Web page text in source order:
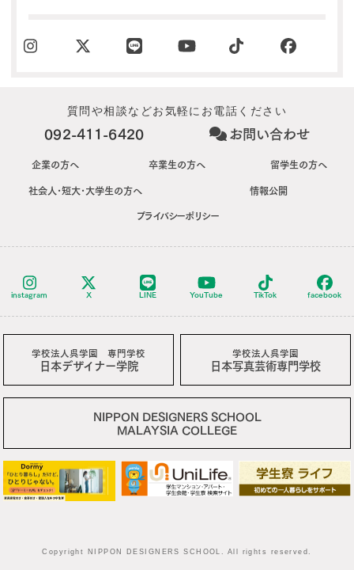
質問や相談などお気軽にお電話ください
092-411-6420 お問い合わせ
企業の方へ 卒業生の方へ 留学生の方へ
社会人･短大･大学生の方へ 情報公開
プライバシーポリシー
instagram X LINE YouTube TikTok facebook
学校法人呉学園 専門学校
日本デザイナー学院
学校法人呉学園
日本写真芸術専門学校
NIPPON DESIGNERS SCHOOL
MALAYSIA COLLEGE
Copyright NIPPON DESIGNERS SCHOOL. All rights reserved.